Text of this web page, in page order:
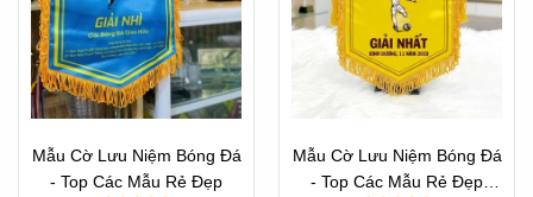
Mẫu Cờ Lưu Niệm Bóng Đá
- Top Các Mẫu Rẻ Đẹp
Mẫu Cờ Lưu Niệm Bóng Đá
- Top Các Mẫu Rẻ Đẹp